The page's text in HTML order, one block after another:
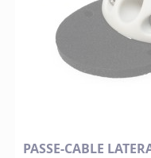
PASSE-CABLE